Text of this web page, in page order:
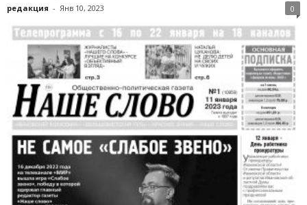
редакция - Янв 10, 2023 0